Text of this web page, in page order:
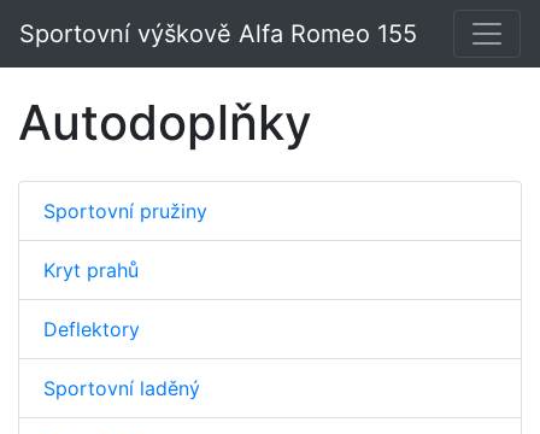
Sportovní výškově Alfa Romeo 155
Autodoplňky
Sportovní pružiny
Kryt prahů
Deflektory
Sportovní laděný